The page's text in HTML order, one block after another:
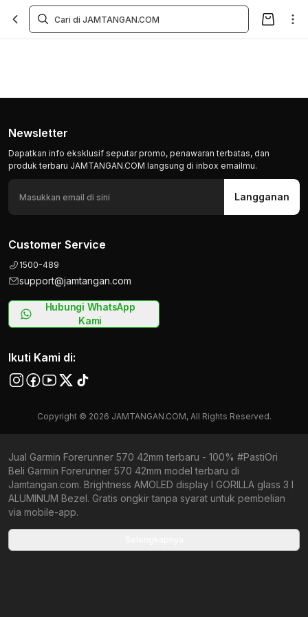
Newsletter
Dapatkan info eksklusif seputar promo, penawaran terbatas, dan
produk terbaru JAMTANGAN.COM langsung di inbox emailmu.
Langganan
Customer Service
1500-489
support@jamtangan.com
Hubungi WhatsApp
Kami
Ikuti Kami di:
Copyright © 2026 JAMTANGAN.COM, All Rights Reserved.
Jual Garmin Forerunner 570 42mm terbaru - 100% #PastiOri
Beli Garmin Forerunner 570 42mm model terbaru di
Jamtangan.com. Brightness AMOLED display l GORILLA glass 3 l
ALUMINUM Bezel. Gratis ongkir tanpa syarat untuk pembelian
via mobile-app.
Garmin Lily 2